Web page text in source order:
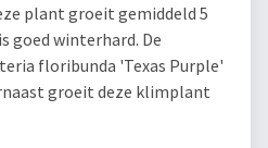
plant groeit gemiddeld 5
goed winterhard. De
floribunda 'Texas Purple'
groeit deze klimplant